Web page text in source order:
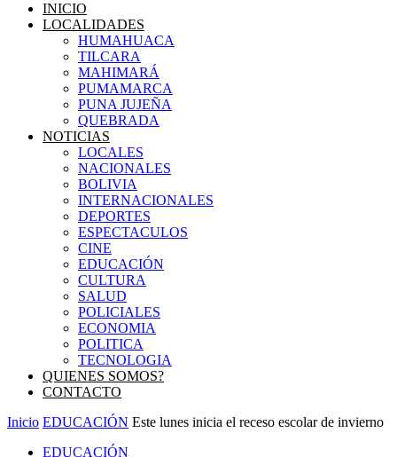
INICIO
LOCALIDADES
HUMAHUACA
TILCARA
MAHIMARÁ
PUMAMARCA
PUNA JUJEÑA
QUEBRADA
NOTICIAS
LOCALES
NACIONALES
BOLIVIA
INTERNACIONALES
DEPORTES
ESPECTACULOS
CINE
EDUCACIÓN
CULTURA
SALUD
POLICIALES
ECONOMIA
POLITICA
TECNOLOGIA
QUIENES SOMOS?
CONTACTO
Inicio EDUCACIÓN Este lunes inicia el receso escolar de invierno
EDUCACIÓN